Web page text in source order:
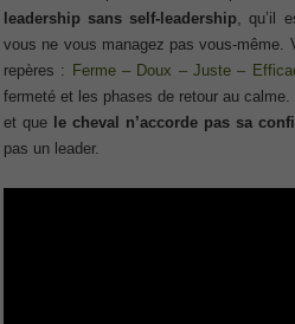
Cisco 200-310
, CCDA 200-310 Designing for Cisco
Cisco CCDP 300-101
, 300-101 Implementing Cisco IP
300-075
, CCNP Collaboration 300-075 Exam
leadership sans self-leadership, qu’il
vous ne vous managez pas vous-même.
repères : Ferme – Doux – Juste –
fermeté et les phases de retour au
et que le cheval n’accorde pas sa
pas un leader.